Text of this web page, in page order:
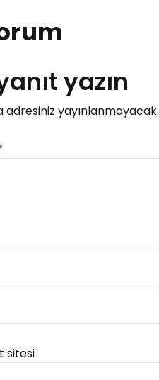
yazın
adresiniz yayınlanmayacak.
sitesi